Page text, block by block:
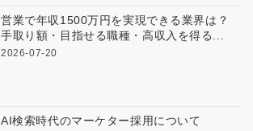
営業で年収1500万円を実現できる業界は？
手取り額・目指せる職種・高収入を得る...
2026-07-20
AI検索時代のマーケター採用について